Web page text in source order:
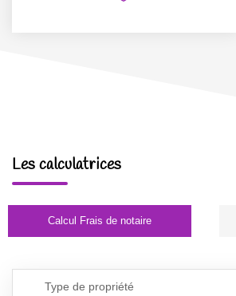
Les calculatrices
Calcul Frais de notaire